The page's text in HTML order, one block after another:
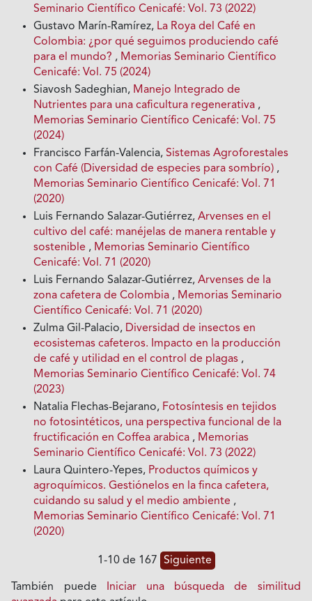
Seminario Científico Cenicafé: Vol. 73 (2022)
Gustavo Marín-Ramírez, La Roya del Café en
Colombia: ¿por qué seguimos produciendo café
para el mundo? , Memorias Seminario Científico
Cenicafé: Vol. 75 (2024)
Siavosh Sadeghian, Manejo Integrado de
Nutrientes para una caficultura regenerativa ,
Memorias Seminario Científico Cenicafé: Vol. 75
(2024)
Francisco Farfán-Valencia,Sistemas Agroforestales
con Café (Diversidad de especies para sombrío) ,
Memorias Seminario Científico Cenicafé: Vol. 71
(2020)
Luis Fernando Salazar-Gutiérrez,Arvenses en el
cultivo del café: manéjelas de manera rentable y
sostenible , Memorias Seminario Científico
Cenicafé: Vol. 71 (2020)
Luis Fernando Salazar-Gutiérrez,Arvenses de la
zona cafetera de Colombia , Memorias Seminario
Científico Cenicafé: Vol. 71 (2020)
Zulma Gil-Palacio, Diversidad de insectos en
ecosistemas cafeteros. Impacto en la producción
de café y utilidad en el control de plagas ,
Memorias Seminario Científico Cenicafé: Vol. 74
(2023)
Natalia Flechas-Bejarano, Fotosíntesis en tejidos
no fotosintéticos, una perspectiva funcional de la
fructificación en Coffea arabica , Memorias
Seminario Científico Cenicafé: Vol. 73 (2022)
Laura Quintero-Yepes, Productos químicos y
agroquímicos. Gestiónelos en la finca cafetera,
cuidando su salud y el medio ambiente ,
Memorias Seminario Científico Cenicafé: Vol. 71
(2020)
1-10 de 167 Siguiente
También puede
Iniciar una búsqueda de similitud